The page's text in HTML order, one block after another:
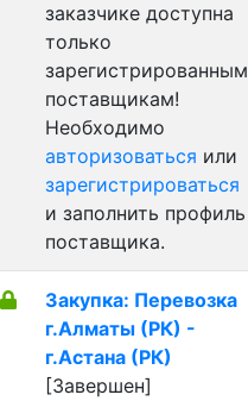
заказчике доступна
только
зарегистрированным
поставщикам!
Необходимо
авторизоваться или
зарегистрироваться
и заполнить профиль
поставщика.
Закупка: Перевозка
г.Алматы (РК) -
г.Астана (РК)
[Завершен]